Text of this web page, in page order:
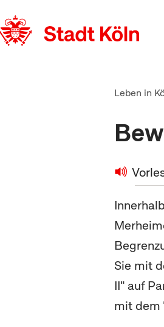
Leben in
Sie mit
II" auf
mit dem